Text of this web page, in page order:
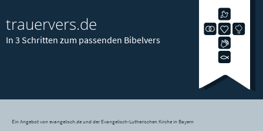
trauervers.de
In 3 Schritten zum passenden Bibelvers
Ein Angebot von evangelisch.de und der Evangelisch-Lutherischen Kirche in Bayern